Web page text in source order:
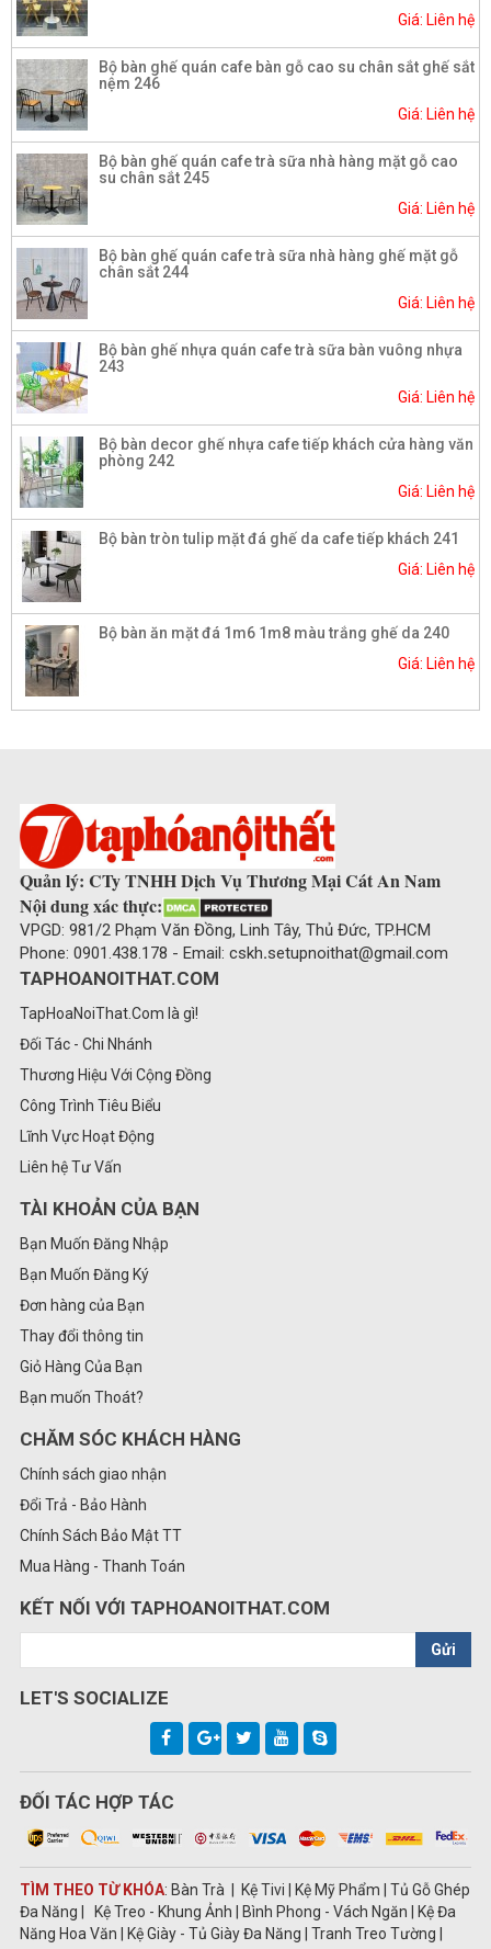
Giá: Liên hệ
Bộ bàn ghế quán cafe bàn gỗ cao su chân sắt ghế sắt
nệm 246
Giá: Liên hệ
Bộ bàn ghế quán cafe trà sữa nhà hàng mặt gỗ cao
su chân sắt 245
Giá: Liên hệ
Bộ bàn ghế quán cafe trà sữa nhà hàng ghế mặt gỗ
chân sắt 244
Giá: Liên hệ
Bộ bàn ghế nhựa quán cafe trà sữa bàn vuông nhựa
243
Giá: Liên hệ
Bộ bàn decor ghế nhựa cafe tiếp khách cửa hàng văn
phòng 242
Giá: Liên hệ
Bộ bàn tròn tulip mặt đá ghế da cafe tiếp khách 241
Giá: Liên hệ
Bộ bàn ăn mặt đá 1m6 1m8 màu trắng ghế da 240
Giá: Liên hệ
Quản lý: CTy TNHH Dịch Vụ Thương Mại Cát An Nam
Nội dung xác thực:
VPGD: 981/2 Phạm Văn Đồng, Linh Tây, Thủ Đức, TP.HCM
Phone: 0901.438.178 - Email: cskh.setupnoithat@gmail.com
TAPHOANOITHAT.COM
TapHoaNoiThat.Com là gì!
Đối Tác - Chi Nhánh
Thương Hiệu Với Cộng Đồng
Công Trình Tiêu Biểu
Lĩnh Vực Hoạt Động
Liên hệ Tư Vấn
TÀI KHOẢN CỦA BẠN
Bạn Muốn Đăng Nhập
Bạn Muốn Đăng Ký
Đơn hàng của Bạn
Thay đổi thông tin
Giỏ Hàng Của Bạn
Bạn muốn Thoát?
CHĂM SÓC KHÁCH HÀNG
Chính sách giao nhận
Đổi Trả - Bảo Hành
Chính Sách Bảo Mật TT
Mua Hàng - Thanh Toán
KẾT NỐI VỚI TAPHOANOITHAT.COM
Gửi
LET'S SOCIALIZE
ĐỐI TÁC HỢP TÁC
TÌM THEO TỪ KHÓA: Bàn Trà | Kệ Tivi | Kệ Mỹ Phẩm | Tủ Gỗ Ghép
Đa Năng | Kệ Treo - Khung Ảnh | Bình Phong - Vách Ngăn | Kệ Đa
Năng Hoa Văn | Kệ Giày - Tủ Giày Đa Năng | Tranh Treo Tường |